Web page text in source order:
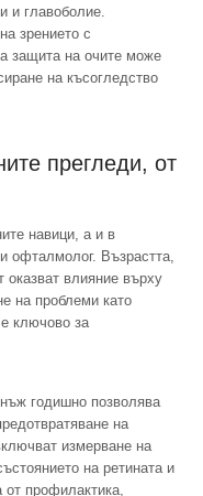
и главоболие.
зрението с
защита на очите може
на късогледство
прегледи, от
навици, а и в
офталмолог. Възрастта,
оказват влияние върху
на проблеми като
ключово за
годишно позволява
на
измерване на
на ретината и
профилактика,